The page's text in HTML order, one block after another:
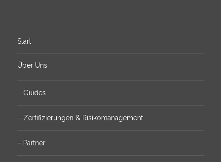
Start
Über Uns
– Guides
– Zertifizierungen & Risikomanagement
– Partner